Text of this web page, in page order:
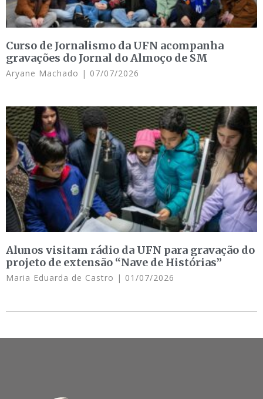
Curso de Jornalismo da UFN acompanha
gravações do Jornal do Almoço de SM
Aryane Machado 07/07/2026
Alunos visitam rádio da UFN para gravação do
projeto de extensão “Nave de Histórias”
Maria Eduarda de Castro 01/07/2026